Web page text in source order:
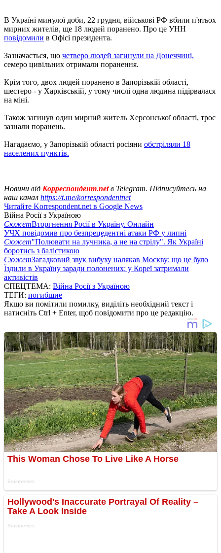
В Україні минулої доби, 22 грудня, військові РФ вбили п'ятьох
мирних жителів, ще 18 людей поранено. Про це УНН
повідомили в Офісі президента.
Зазначається, що четверо людей загинули на Донеччині,
семеро цивільних отримали поранення.
Крім того, двох людей поранено в Запорізькій області,
шестеро - у Харківській, у тому числі одна людина підірвалася
на міні.
Також загинув один мирний житель Херсонської області, троє
зазнали поранень.
Нагадаємо, у Запорізькій області росіяни обстріляли 18
населених пунктів.
Новини від Корреспондент.netв Telegram. Підписуйтесь на
наш канал https://t.me/korrespondentnet
Читайте Korrespondent.net в Google News
Війна Росії з Україною
СюжетВторгнення Росії в Україну. Онлайн
УЧХ повідомив про безпрецедентні атаки РФ у липні
Сюжет"Полювати на лучника, а не на стрілу". Як Україні
боротись з балістикою
СюжетЗагадковий звук вибуху налякав Москву: що це було
Їздили в Україну заради полонених: у Кореї затримали
активістів
СПЕЦТЕМА: Війна Росії з Україною
ТЕГИ: погибшие
Якщо ви помітили помилку, виділіть необхідний текст і
натисніть Ctrl + Enter, щоб повідомити про це редакцію.